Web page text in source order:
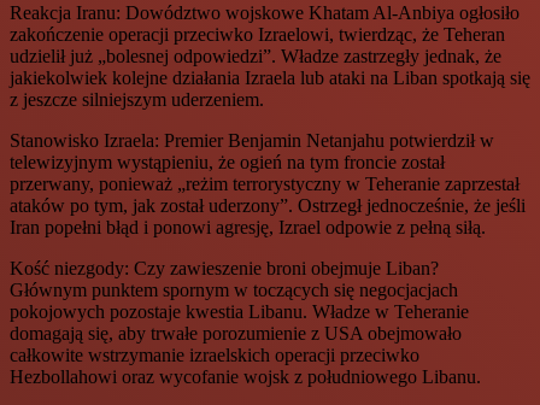
Reakcja Iranu: Dowództwo wojskowe Khatam Al-Anbiya ogłosiło
zakończenie operacji przeciwko Izraelowi, twierdząc, że Teheran
udzielił już „bolesnej odpowiedzi”. Władze zastrzegły jednak, że
jakiekolwiek kolejne działania Izraela lub ataki na Liban spotkają się
z jeszcze silniejszym uderzeniem.
Stanowisko Izraela: Premier Benjamin Netanjahu potwierdził w
telewizyjnym wystąpieniu, że ogień na tym froncie został
przerwany, ponieważ „reżim terrorystyczny w Teheranie zaprzestał
ataków po tym, jak został uderzony”. Ostrzegł jednocześnie, że jeśli
Iran popełni błąd i ponowi agresję, Izrael odpowie z pełną siłą.
Kość niezgody: Czy zawieszenie broni obejmuje Liban?
Głównym punktem spornym w toczących się negocjacjach
pokojowych pozostaje kwestia Libanu. Władze w Teheranie
domagają się, aby trwałe porozumienie z USA obejmowało
całkowite wstrzymanie izraelskich operacji przeciwko
Hezbollahowi oraz wycofanie wojsk z południowego Libanu.